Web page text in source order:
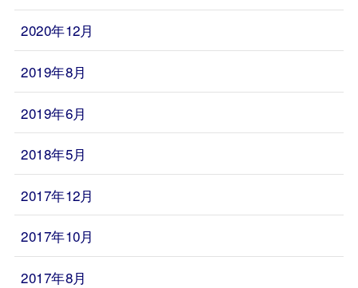
2020年12月
2019年8月
2019年6月
2018年5月
2017年12月
2017年10月
2017年8月